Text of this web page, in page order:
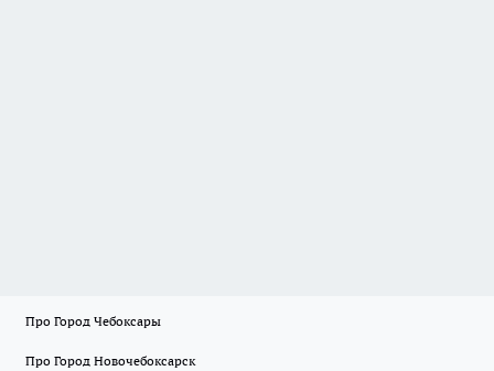
Про Город Чебоксары
Про Город Новочебоксарск